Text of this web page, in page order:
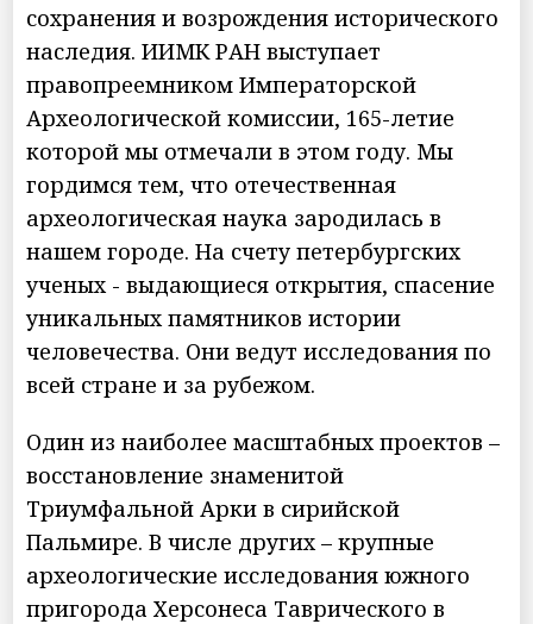
сохранения и возрождения исторического
наследия. ИИМК РАН выступает
правопреемником Императорской
Археологической комиссии, 165-летие
которой мы отмечали в этом году. Мы
гордимся тем, что отечественная
археологическая наука зародилась в
нашем городе. На счету петербургских
ученых - выдающиеся открытия, спасение
уникальных памятников истории
человечества. Они ведут исследования по
всей стране и за рубежом.
Один из наиболее масштабных проектов –
восстановление знаменитой
Триумфальной Арки в сирийской
Пальмире. В числе других – крупные
археологические исследования южного
пригорода Херсонеса Таврического в